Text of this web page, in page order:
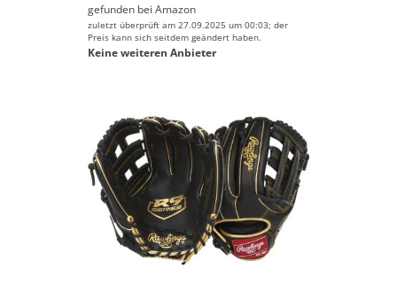
gefunden bei Amazon
zuletzt überprüft am 27.09.2025 um 00:03; der
Preis kann sich seitdem geändert haben.
Keine weiteren Anbieter